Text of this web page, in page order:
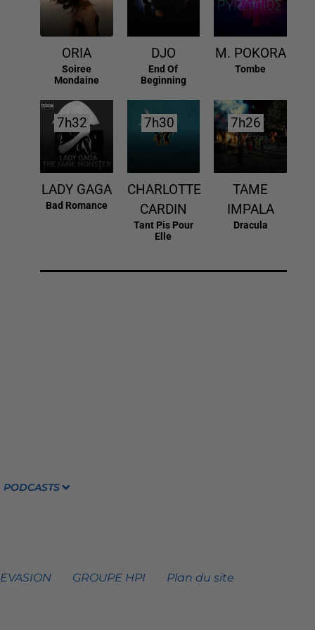
ORIA
Soiree
Mondaine
DJO
End Of
Beginning
M. POKORA
Tombe
7h32
7h32
LADY GAGA
Bad Romance
7h30
7h30
CHARLOTTE
CARDIN
Tant Pis Pour
Elle
7h26
7h26
TAME
IMPALA
Dracula
PODCASTS
GROUPE HPI Plan du site